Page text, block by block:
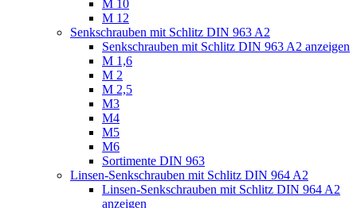
M 10
M 12
Senkschrauben mit Schlitz DIN 963 A2
Senkschrauben mit Schlitz DIN 963 A2 anzeigen
M 1,6
M 2
M 2,5
M3
M4
M5
M6
Sortimente DIN 963
Linsen-Senkschrauben mit Schlitz DIN 964 A2
Linsen-Senkschrauben mit Schlitz DIN 964 A2
anzeigen